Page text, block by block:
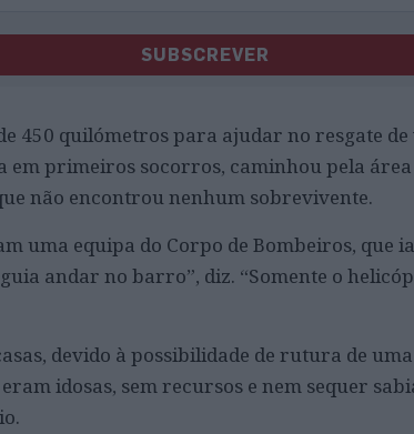
SUBSCREVER
450 quilómetros para ajudar no resgate
em primeiros socorros, caminhou pela
não encontrou nenhum sobrevivente.
uma equipa do Corpo de Bombeiros, que
andar no barro”, diz. “Somente o
devido à possibilidade de rutura de
idosas, sem recursos e nem sequer